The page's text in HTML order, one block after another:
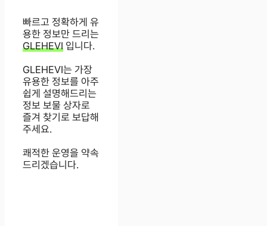
빠르고 정확하게 유
용한 정보만 드리는
GLEHEVI 입니다.
GLEHEVI는 가장
유용한 정보를 아주
쉽게 설명해드리는
정보 보물 상자로
즐겨 찾기로 보답해
주세요.
쾌적한 운영을 약속
드리겠습니다.